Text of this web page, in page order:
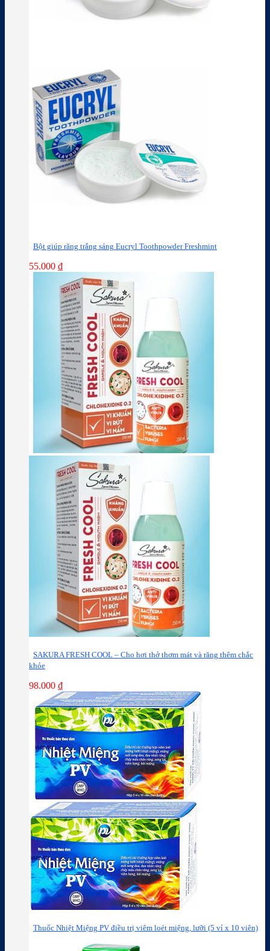
Bột giúp răng trắng sáng Eucryl Toothpowder Freshmint
55.000 ₫
SAKURA FRESH COOL – Cho hơi thở thơm mát và răng thêm chắc
khỏe
98.000 ₫
Thuốc Nhiệt Miệng PV điều trị viêm loét miệng, lưỡi (5 vỉ x 10 viên)